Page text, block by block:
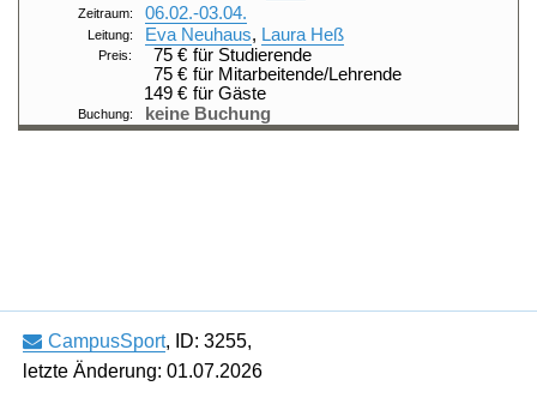
06.02.-03.04.
Eva Neuhaus, Laura Heß
75 € für Studierende
75 € für Mitarbeitende/Lehrende
149 € für Gäste
keine Buchung
CampusSport, ID: 3255,
letzte Änderung: 01.07.2026